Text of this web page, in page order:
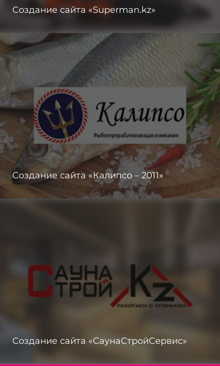
Создание сайта «Superman.kz»
Создание сайта «Калипсо – 2011»
Создание сайта «СаунаСтройСервис»